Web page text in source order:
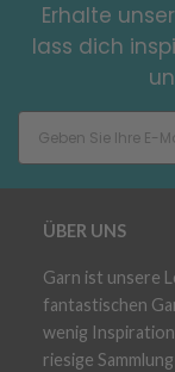
Erhalte
lass dich
ÜBER UNS
Garn ist unsere
fantastischen
wenig
riesige